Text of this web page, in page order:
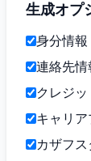
生成オプ
身分情報
連絡先情
クレジ
キャリ
カザフ